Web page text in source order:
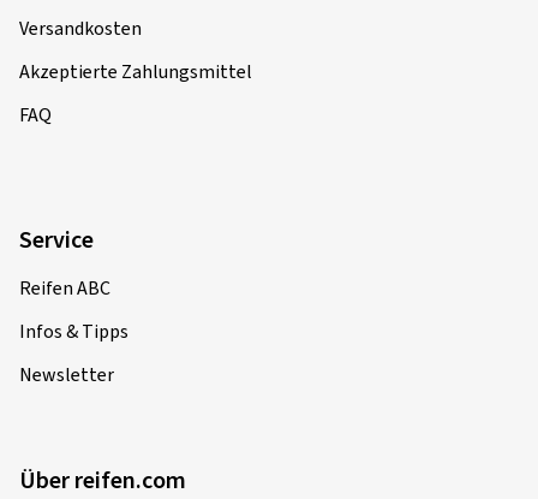
Versandkosten
Akzeptierte Zahlungsmittel
FAQ
Service
Reifen ABC
Infos & Tipps
Newsletter
Über reifen.com